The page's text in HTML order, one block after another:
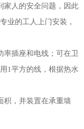
家人的安全问题，因此
业的工人上门安装，
率插座和电线；可在卫
1平方的线，根据热水
积，并装置在承重墙